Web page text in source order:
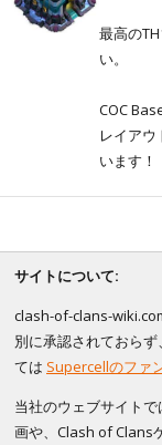
最高の
い。
COC
レイア
います！
サイトについて:
clash-of-clans-
別に承認されておら
ては Supercellのファ
当社のウェブサイト
画や、Clash of Clans